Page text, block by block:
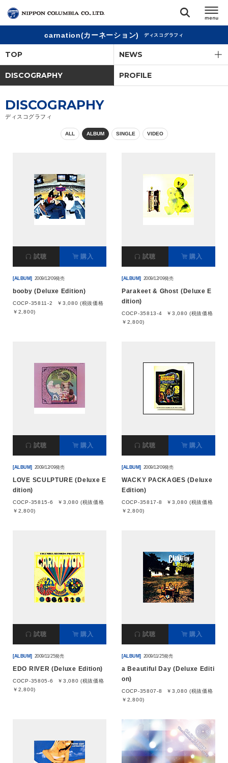
閉じる
アーティスト
オーディション
直営ショップ
サイトマップ
お問い合わせ
carnation(カーネーション) ディスコグラフィ
TOP NEWS
DISCOGRAPHY PROFILE
DISCOGRAPHY
ディスコグラフィ
ALL ALBUM SINGLE VIDEO
試聴 購入
[ALBUM] 2009/12/09発売
booby (Deluxe Edition)
COCP-35811-2
￥3,080 (税抜価格
￥2,800)
試聴 購入
[ALBUM] 2009/12/09発売
Parakeet & Ghost (Deluxe E
dition)
COCP-35813-4
￥3,080 (税抜価格
￥2,800)
試聴 購入
[ALBUM] 2009/12/09発売
LOVE SCULPTURE (Deluxe E
dition)
COCP-35815-6
￥3,080 (税抜価格
￥2,800)
試聴 購入
[ALBUM] 2009/12/09発売
WACKY PACKAGES (Deluxe
Edition)
COCP-35817-8
￥3,080 (税抜価格
￥2,800)
試聴 購入
[ALBUM] 2009/11/25発売
EDO RIVER (Deluxe Edition)
COCP-35805-6
￥3,080 (税抜価格
￥2,800)
試聴 購入
[ALBUM] 2009/11/25発売
a Beautiful Day (Deluxe Editi
on)
COCP-35807-8
￥3,080 (税抜価格
￥2,800)